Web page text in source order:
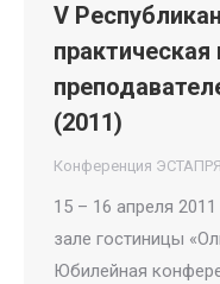
V
(2011)
Конференция
15 – 16 апреля
зале гостиницы
Юбилейная